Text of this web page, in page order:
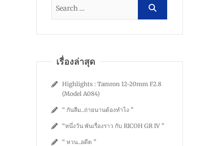
เรื่องล่าสุด
Highlights : Tamron 12-20mm F2.8
(Model A084)
“ กันลืม..ถ่ายนานต้องทำไง ”
“หนึ่งวัน พันเรื่องราว กับ RICOH GR IV ”
“ หวน..อดีต ”